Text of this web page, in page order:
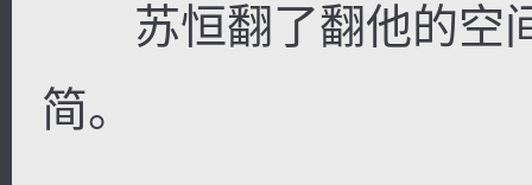
苏恒翻了翻他的空
简。